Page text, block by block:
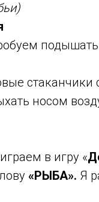
стаканчики
носом
в игру «
«РЫБА». Я